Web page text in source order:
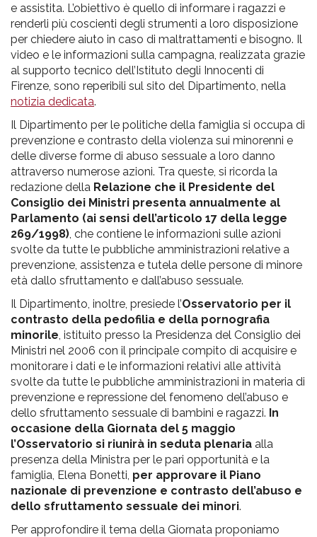
e assistita. L’obiettivo è quello di informare i ragazzi e
renderli più coscienti degli strumenti a loro disposizione
per chiedere aiuto in caso di maltrattamenti e bisogno. Il
video e le informazioni sulla campagna, realizzata grazie
al supporto tecnico dell’Istituto degli Innocenti di
Firenze, sono reperibili sul sito del Dipartimento, nella
notizia dedicata.
Il Dipartimento per le politiche della famiglia si occupa di
prevenzione e contrasto della violenza sui minorenni e
delle diverse forme di abuso sessuale a loro danno
attraverso numerose azioni. Tra queste, si ricorda la
redazione della Relazione che il Presidente del
Consiglio dei Ministri presenta annualmente al
Parlamento (ai sensi dell’articolo 17 della legge
269/1998) , che contiene le informazioni sulle azioni
svolte da tutte le pubbliche amministrazioni relative a
prevenzione, assistenza e tutela delle persone di minore
età dallo sfruttamento e dall’abuso sessuale.
Il Dipartimento, inoltre, presiede l’Osservatorio per il
contrasto della pedofilia e della pornografia
minorile , istituito presso la Presidenza del Consiglio dei
Ministri nel 2006 con il principale compito di acquisire e
monitorare i dati e le informazioni relativi alle attività
svolte da tutte le pubbliche amministrazioni in materia di
prevenzione e repressione del fenomeno dell’abuso e
dello sfruttamento sessuale di bambini e ragazzi. In
occasione della Giornata del 5 maggio
l’Osservatorio si riunirà in seduta plenaria alla
presenza della Ministra per le pari opportunità e la
famiglia, Elena Bonetti, per approvare il Piano
nazionale di prevenzione e contrasto dell’abuso e
dello sfruttamento sessuale dei minori.
Per approfondire il tema della Giornata proponiamo